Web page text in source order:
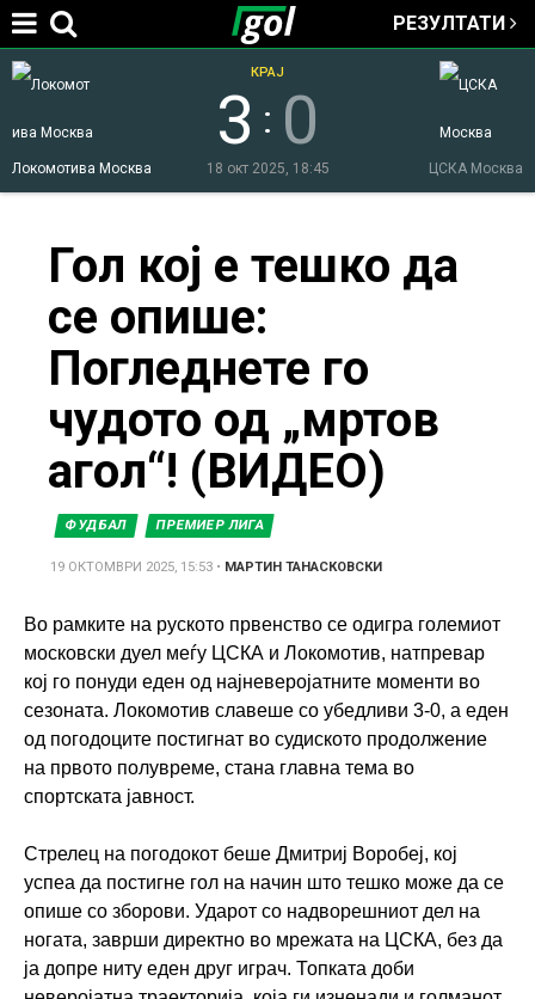
Jump to navigation
РЕЗУЛТАТИ
Локомотива Москва ЦСКА Москва
3 : 0
КРАЈ
18 окт 2025, 18:45
Гол кој е тешко да
се опише:
Погледнете го
чудото од „мртов
агол“! (ВИДЕО)
ФУДБАЛ ПРЕМИЕР ЛИГА
19 ОКТОМВРИ 2025, 15:53 • МАРТИН ТАНАСКОВСКИ
Во рамките на руското првенство се одигра големиот
московски дуел меѓу ЦСКА и Локомотив, натпревар
кој го понуди еден од најневеројатните моменти во
сезоната. Локомотив славеше со убедливи 3-0, а еден
од погодоците постигнат во судиското продолжение
на првото полувреме, стана главна тема во
спортската јавност.
Стрелец на погодокот беше Дмитриј Воробеј, кој
успеа да постигне гол на начин што тешко може да се
опише со зборови. Ударот со надворешниот дел на
ногата, заврши директно во мрежата на ЦСКА, без да
ја допре ниту еден друг играч. Топката доби